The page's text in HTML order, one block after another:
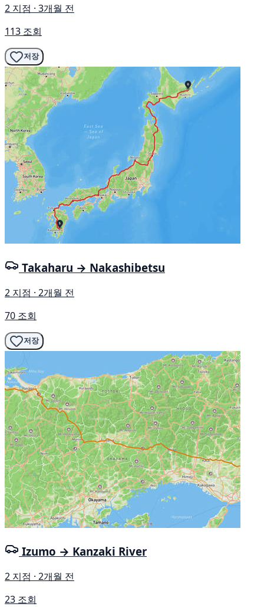
2 지점 · 3개월 전
113 조회
저장
Takaharu → Nakashibetsu
2 지점 · 2개월 전
70 조회
저장
Izumo → Kanzaki River
2 지점 · 2개월 전
23 조회